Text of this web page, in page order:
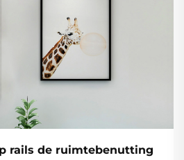
rails de ruimtebenutting